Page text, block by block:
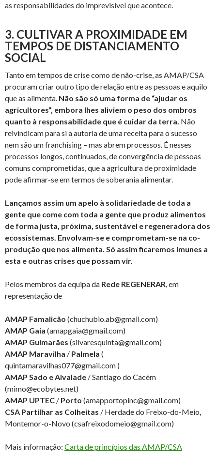
as responsabilidades do imprevisível que acontece.
3. CULTIVAR A PROXIMIDADE EM
TEMPOS DE DISTANCIAMENTO
SOCIAL
Tanto em tempos de crise como de não-crise, as AMAP/CSA
procuram criar outro tipo de relação entre as pessoas e aquilo
que as alimenta. Não são só uma forma de “ajudar os
agricultores”, embora lhes aliviem o peso dos ombros
quanto à responsabilidade que é cuidar da terra. Não
reivindicam para si a autoria de uma receita para o sucesso
nem são um franchising – mas abrem processos. É nesses
processos longos, continuados, de convergência de pessoas
comuns comprometidas, que a agricultura de proximidade
pode afirmar-se em termos de soberania alimentar.
Lançamos assim um apelo à solidariedade de toda a
gente que come com toda a gente que produz alimentos
de forma justa, próxima, sustentável e regeneradora dos
ecossistemas. Envolvam-se e comprometam-se na co-
produção que nos alimenta. Só assim ficaremos imunes a
esta e outras crises que possam vir.
Pelos membros da equipa da Rede REGENERAR, em
representação de
AMAP Famalicão (chuchubio.ab@gmail.com)
AMAP Gaia (amapgaia@gmail.com)
AMAP Guimarães (silvaresquinta@gmail.com)
AMAP Maravilha / Palmela (
quintamaravilhas077@gmail.com )
AMAP Sado e Alvalade / Santiago do Cacém
(mimo@ecobytes.net)
AMAP UPTEC / Porto (amapportopinc@gmail.com)
CSA Partilhar as Colheitas / Herdade do Freixo-do-Meio,
Montemor-o-Novo (csafreixodomeio@gmail.com)
Mais informação: Carta de princípios das AMAP/CSA